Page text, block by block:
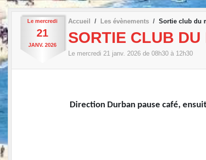
Le mercredi
21
JANV. 2026
Accueil Les évènements Sortie club du
SORTIE CLUB
Le mercredi 21 janv. 2026 de 08h30 à 12h30
Direction Durban pause café,